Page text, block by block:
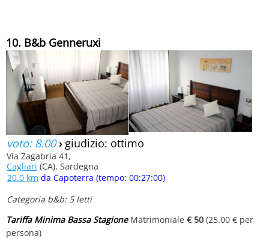
10. B&b Genneruxi
voto: 8.00› giudizio: ottimo
Via Zagabria 41,
Cagliari (CA), Sardegna
20.0 km da Capoterra (tempo: 00:27:00)
Categoria b&b: 5 letti
Tariffa Minima Bassa StagioneMatrimoniale € 50 (25.00 € per
persona)